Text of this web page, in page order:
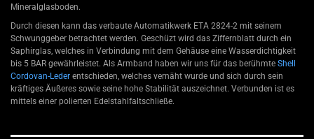
Mineralglasboden.
Durch diesen kann das verbaute Automatikwerk ETA 2824-2 mit seinem
Schwunggeber betrachtet werden. Geschüzt wird das Ziffernblatt durch ein
Saphirglas, welches in Verbindung mit dem Gehäuse eine Wasserdichtigkeit
bis 5 BAR gewährleistet. Als Armband haben wir uns für das berühmte Shell
Cordovan-Leder entschieden, welches vernäht wurde und sich durch sein
kräftiges Äußeres sowie seine hohe Stabilität auszeichnet. Verbunden ist es
mittels einer polierten Edelstahlfaltschließe.